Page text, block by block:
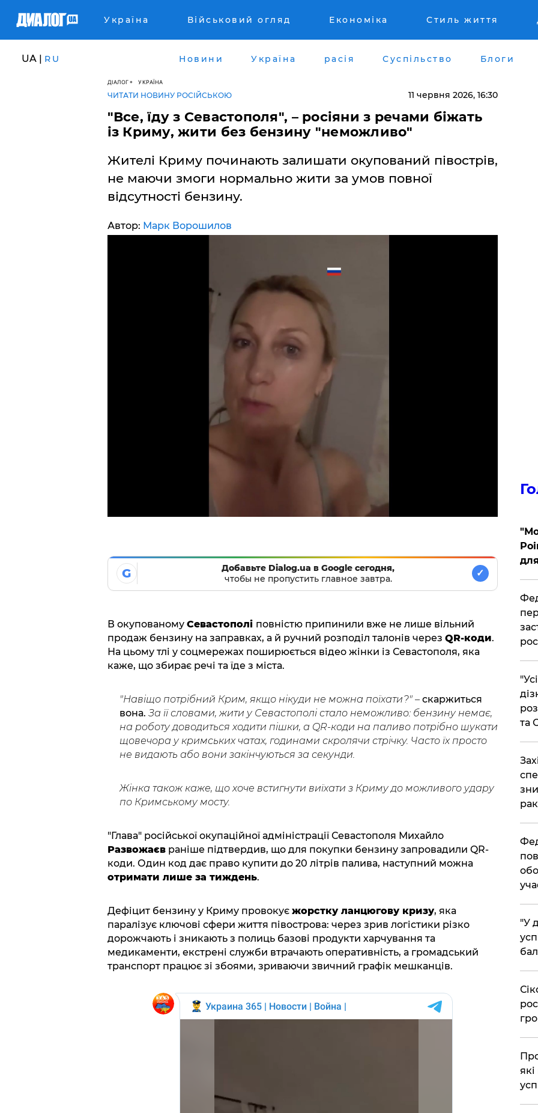
Україна Військовий огляд Економіка Стиль життя
UA | RU Новини Україна расія Суспільство Блоги
ДІАЛОГ УКРАЇНА
ЧИТАТИ НОВИНУ РОСІЙСЬКОЮ 11 червня 2026, 16:30
"Все, їду з Севастополя", – росіяни з речами біжать
із Криму, жити без бензину "неможливо"
Жителі Криму починають залишати окупований півострів,
не маючи змоги нормально жити за умов повної
відсутності бензину.
Автор: Марк Ворошилов
G
Добавьте Dialog.ua в Google сегодня,
чтобы не пропустить главное завтра.
✓
В окупованому Севастополі повністю припинили вже не лише вільний
продаж бензину на заправках, а й ручний розподіл талонів через QR-коди.
На цьому тлі у соцмережах поширюється відео жінки із Севастополя, яка
каже, що збирає речі та їде з міста.
"Навіщо потрібний Крим, якщо нікуди не можна поїхати?" –скаржиться
вона. За її словами, жити у Севастополі стало неможливо: бензину немає,
на роботу доводиться ходити пішки, а QR-коди на паливо потрібно шукати
щовечора у кримських чатах, годинами скролячи стрічку. Часто їх просто
не видають або вони закінчуються за секунди.
Жінка також каже, що хоче встигнути виїхати з Криму до можливого удару
по Кримському мосту.
"Глава" російської окупаційної адміністрації Севастополя Михайло
Развожаєвраніше підтвердив, що для покупки бензину запровадили QR-
коди. Один код дає право купити до 20 літрів палива, наступний можна
отримати лише за тиждень.
Дефіцит бензину у Криму провокує жорстку ланцюгову кризу, яка
паралізує ключові сфери життя півострова: через зрив логістики різко
дорожчають і зникають з полиць базові продукти харчування та
медикаменти, екстрені служби втрачають оперативність, а громадський
транспорт працює зі збоями, зриваючи звичний графік мешканців.
та
​"У